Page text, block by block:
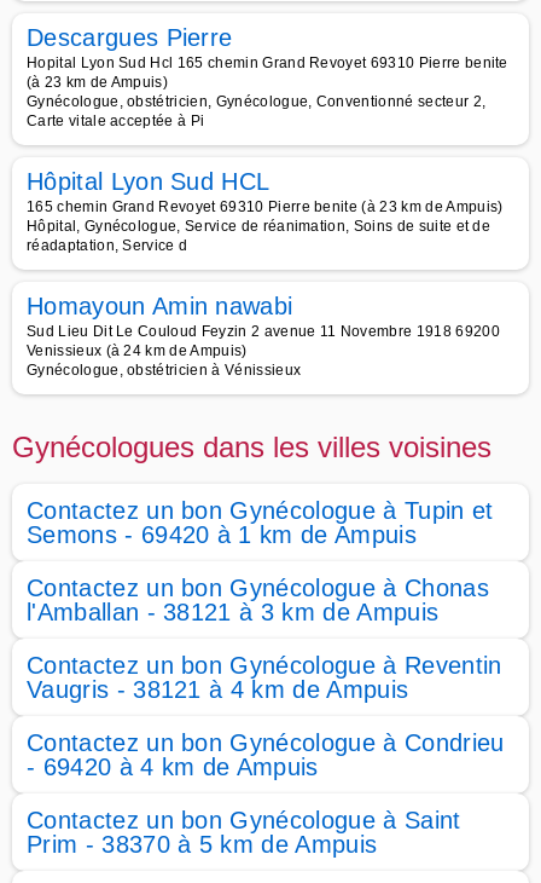
Descargues Pierre
Hopital Lyon Sud Hcl 165 chemin Grand Revoyet 69310 Pierre benite
(à 23 km de Ampuis)
Gynécologue, obstétricien, Gynécologue, Conventionné secteur 2,
Carte vitale acceptée à Pi
Hôpital Lyon Sud HCL
165 chemin Grand Revoyet 69310 Pierre benite (à 23 km de Ampuis)
Hôpital, Gynécologue, Service de réanimation, Soins de suite et de
réadaptation, Service d
Homayoun Amin nawabi
Sud Lieu Dit Le Couloud Feyzin 2 avenue 11 Novembre 1918 69200
Venissieux (à 24 km de Ampuis)
Gynécologue, obstétricien à Vénissieux
Gynécologues dans les villes voisines
Contactez un bon Gynécologue à Tupin et
Semons - 69420 à 1 km de Ampuis
Contactez un bon Gynécologue à Chonas
l'Amballan - 38121 à 3 km de Ampuis
Contactez un bon Gynécologue à Reventin
Vaugris - 38121 à 4 km de Ampuis
Contactez un bon Gynécologue à Condrieu
- 69420 à 4 km de Ampuis
Contactez un bon Gynécologue à Saint
Prim - 38370 à 5 km de Ampuis